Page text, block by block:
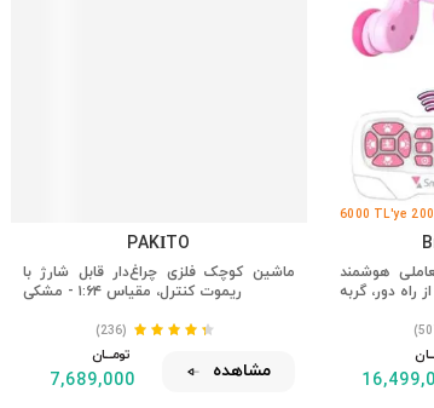
6000 TL'ye
هوشمند
PAKİTO
ماشین کوچک فلزی چراغ‌دار قابل شارژ با
ریموت کنترل، مقیاس ۱:۶۴ - مشکی
(236)
تومــــــان
7,689,000 مشاهده